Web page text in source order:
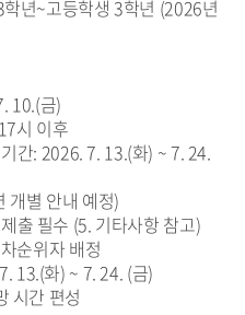
년~고등학생 3학년 (2026년
10.(금)
시 이후
간: 2026. 7. 13.(화) ~ 7. 24.
개별 안내 예정)
출 필수 (5. 기타사항 참고)
순위자 배정
13.(화) ~ 7. 24. (금)
시간 편성